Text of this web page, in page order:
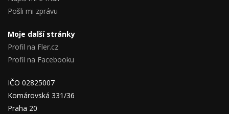
Pošli mi zprávu
Moje další stránky
Profil na Fler.cz
Profil na Facebooku
IČO 02825007
Komárovská 331/36
Praha 20